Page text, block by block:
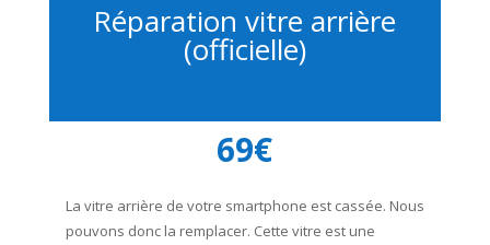
Réparation vitre arrière
(officielle)
69€
La vitre arrière de votre smartphone est cassée. Nous
pouvons donc la remplacer. Cette vitre est une